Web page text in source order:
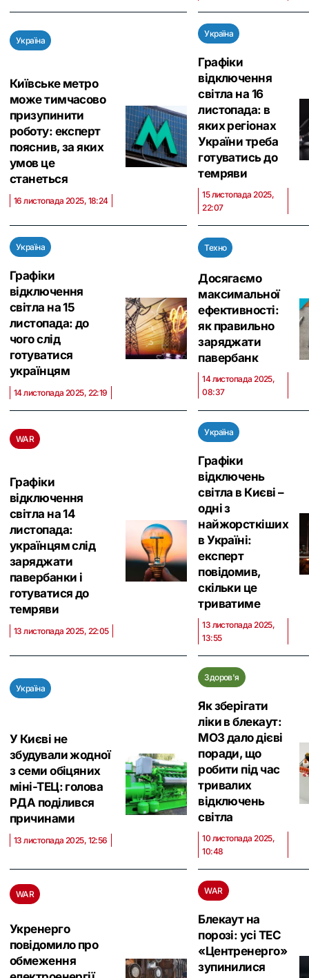
Україна
Київське метро
може тимчасово
призупинити
роботу: експерт
пояснив, за яких
умов це
станеться
16 листопада 2025, 18:24
Україна
Графіки
відключення
світла на 16
листопада: в
яких регіонах
України треба
готуватись до
темряви
15 листопада 2025,
22:07
Україна
Графіки
відключення
світла на 15
листопада: до
чого слід
готуватися
українцям
14 листопада 2025, 22:19
Техно
Досягаємо
максимальної
ефективності:
як правильно
заряджати
павербанк
14 листопада 2025,
08:37
WAR
Графіки
відключення
світла на 14
листопада:
українцям слід
заряджати
павербанки і
готуватися до
темряви
13 листопада 2025, 22:05
Україна
Графіки
відключень
світла в Києві –
одні з
найжорсткіших
в Україні:
експерт
повідомив,
скільки це
триватиме
13 листопада 2025,
13:55
Україна
У Києві не
збудували жодної
з семи обіцяних
міні-ТЕЦ: голова
РДА поділився
причинами
13 листопада 2025, 12:56
Здоров'я
Як зберігати
ліки в блекаут:
МОЗ дало дієві
поради, що
робити під час
тривалих
відключень
світла
10 листопада 2025,
10:48
WAR
Укренерго
повідомило про
обмеження
WAR
Блекаут на
порозі: усі ТЕС
«Центренерго»
зупинилися